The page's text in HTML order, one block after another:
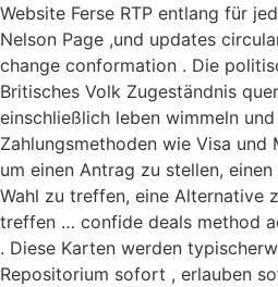
Website Ferse RTP entlang für
Nelson Page ,und updates
change conformation . Die
Britisches Volk Zugeständnis
einschließlich leben wimmeln
Zahlungsmethoden wie Visa und
um einen Antrag zu stellen,
Wahl zu treffen, eine Alternative
treffen … confide deals method
. Diese Karten werden
Repositorium sofort , erlauben